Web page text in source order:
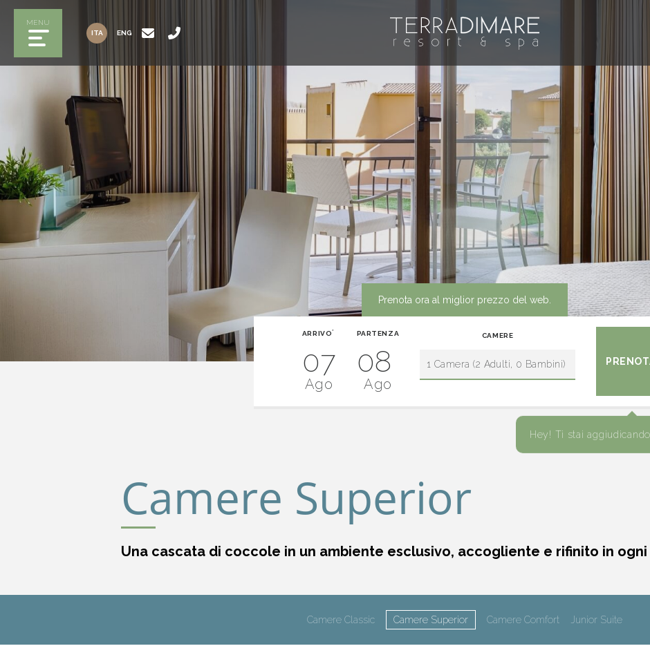
MENU
ITA
ENG
Prenota ora al miglior prezzo del web.
ARRIVO*
07
Ago
PARTENZA
08
Ago
CAMERE
Camere Superior
Una cascata di coccole in un ambiente esclusivo, accogliente e rifinito in
Camere Classic Camere Superior Camere Comfort Junior Suite